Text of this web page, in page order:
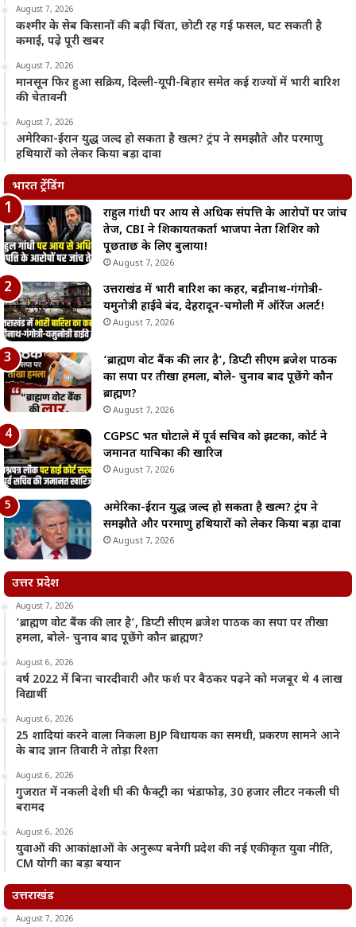
August 7, 2026
कश्मीर के सेब किसानों की बढ़ी चिंता, छोटी रह गई फसल, घट सकती है
कमाई, पढ़े पूरी खबर
August 7, 2026
मानसून फिर हुआ सक्रिय, दिल्ली-यूपी-बिहार समेत कई राज्यों में भारी बारिश
की चेतावनी
August 7, 2026
अमेरिका-ईरान युद्ध जल्द हो सकता है खत्म? ट्रंप ने समझौते और परमाणु
हथियारों को लेकर किया बड़ा दावा
भारत ट्रेंडिंग
राहुल गांधी पर आय से अधिक संपत्ति के आरोपों पर जांच
तेज, CBI ने शिकायतकर्ता भाजपा नेता शिशिर को
पूछताछ के लिए बुलाया!
August 7, 2026
उत्तराखंड में भारी बारिश का कहर, बद्रीनाथ-गंगोत्री-
यमुनोत्री हाईवे बंद, देहरादून-चमोली में ऑरेंज अलर्ट!
August 7, 2026
‘ब्राह्मण वोट बैंक की लार है’, डिप्टी सीएम ब्रजेश पाठक
का सपा पर तीखा हमला, बोले- चुनाव बाद पूछेंगे कौन
ब्राह्मण?
August 7, 2026
CGPSC भर्ती घोटाले में पूर्व सचिव को झटका, कोर्ट ने
जमानत याचिका की खारिज
August 7, 2026
अमेरिका-ईरान युद्ध जल्द हो सकता है खत्म? ट्रंप ने
समझौते और परमाणु हथियारों को लेकर किया बड़ा दावा
August 7, 2026
उत्तर प्रदेश
August 7, 2026
‘ब्राह्मण वोट बैंक की लार है’, डिप्टी सीएम ब्रजेश पाठक का सपा पर तीखा
हमला, बोले- चुनाव बाद पूछेंगे कौन ब्राह्मण?
August 6, 2026
वर्ष 2022 में बिना चारदीवारी और फर्श पर बैठकर पढ़ने को मजबूर थे 4 लाख
विद्यार्थी
August 6, 2026
25 शादियां करने वाला निकला BJP विधायक का समधी, प्रकरण सामने आने
के बाद ज्ञान तिवारी ने तोड़ा रिश्ता
August 6, 2026
गुजरात में नकली देशी घी की फैक्ट्री का भंडाफोड़, 30 हजार लीटर नकली घी
बरामद
August 6, 2026
युवाओं की आकांक्षाओं के अनुरूप बनेगी प्रदेश की नई एकीकृत युवा नीति,
CM योगी का बड़ा बयान
उत्तराखंड
August 7, 2026